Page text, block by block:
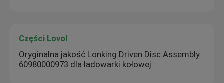
Części Lovol
Oryginalna jakość Lonking Driven Disc Assembly
60980000973 dla ładowarki kołowej